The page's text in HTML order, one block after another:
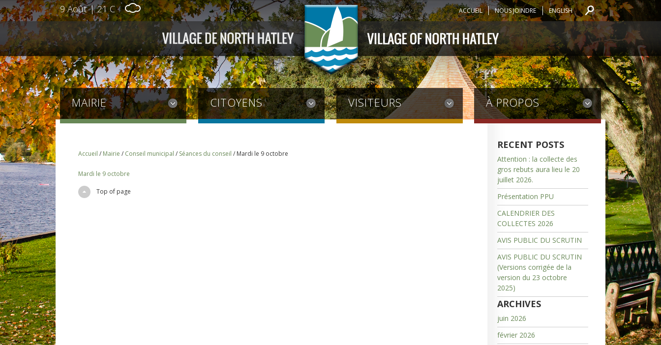
9 Août | 21 C ACCUEIL NOUS JOINDRE ENGLISH
MAIRIE CITOYENS VISITEURS À PROPOS
Accueil / Mairie / Conseil municipal / Séances du conseil / Mardi le 9 octobre
Mardi le 9 octobre
Top of page
RECENT POSTS
Attention : la collecte des
gros rebuts aura lieu le 20
juillet 2026.
Présentation PPU
CALENDRIER DES
COLLECTES 2026
AVIS PUBLIC DU SCRUTIN
AVIS PUBLIC DU SCRUTIN
(Versions corrigée de la
version du 23 octobre
2025)
ARCHIVES
juin 2026
février 2026